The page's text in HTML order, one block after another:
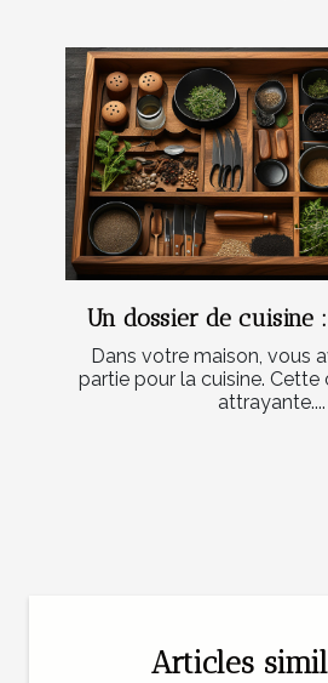
Un dossier de cuisine
Dans votre maison, vous
partie pour la cuisine. Cette
attrayante....
Articles